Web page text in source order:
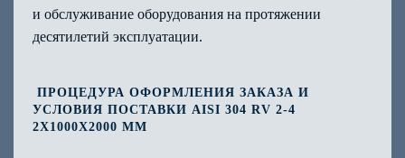
и обслуживание оборудования на протяжении
десятилетий эксплуатации.
ПРОЦЕДУРА ОФОРМЛЕНИЯ ЗАКАЗА И
УСЛОВИЯ ПОСТАВКИ AISI 304 RV 2-4
2Х1000Х2000 ММ